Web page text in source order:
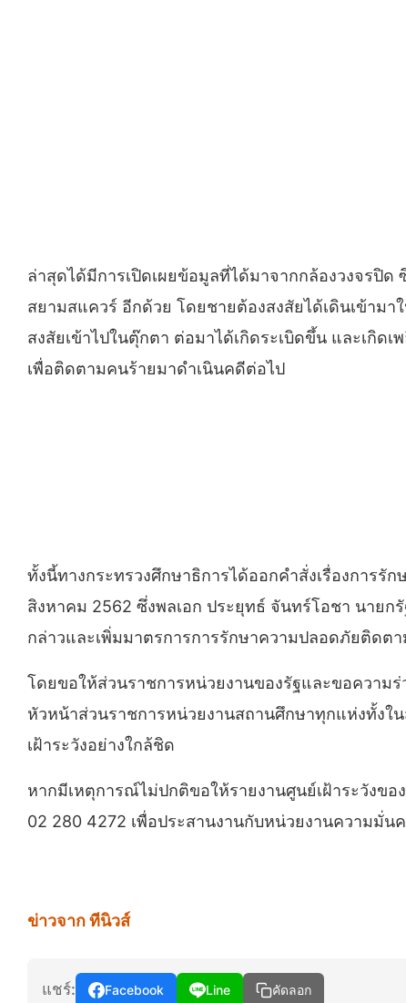
ล่าสุดได้มีการเปิดเผยข้อมูลที่ได้มาจากกล้องวงจรปิ
สยามสแควร์ อีกด้วย โดยชายต้องสงสัยได้เดินเข้าม
สงสัยเข้าไปในตุ๊กตา ต่อมาได้เกิดระเบิดขึ้น และเกิด
เพื่อติดตามคนร้ายมาดำเนินคดีต่อไป
ทั้งนี้ทางกระทรวงศึกษาธิการได้ออกคำสั่งเรื่องการ
สิงหาคม 2562 ซึ่งพลเอก ประยุทธ์ จันทร์โอชา นาย
กล่าวและเพิ่มมาตรการการรักษาความปลอดภัยติดตา
โดยขอให้ส่วนราชการหน่วยงานของรัฐและขอความ
หัวหน้าส่วนราชการหน่วยงานสถานศึกษาทุกแห่งทั้ง
เฝ้าระวังอย่างใกล้ชิด
หากมีเหตุการณ์ไม่ปกติขอให้รายงานศูนย์เฝ้าระวังข
02 280 4272 เพื่อประสานงานกับหน่วยงานความมั่น
ข่าวจาก ทีนิวส์
แชร์: Facebook Line คัดลอก